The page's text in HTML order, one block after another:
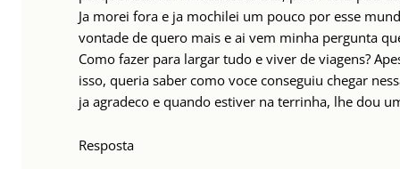
Ja morei fora e ja mochilei um pouco por esse
vontade de quero mais e ai vem minha pergunta
Como fazer para largar tudo e viver de viagens?
isso, queria saber como voce conseguiu chegar
ja agradeco e quando estiver na terrinha, lhe dou
Resposta